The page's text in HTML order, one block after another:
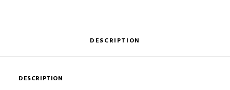
DESCRIPTION
DESCRIPTION